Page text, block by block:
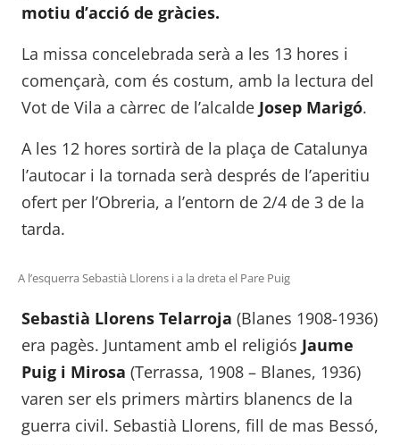
motiu d’acció de gràcies.
La missa concelebrada serà a les 13 hores i
començarà, com és costum, amb la lectura del
Vot de Vila a càrrec de l’alcalde Josep Marigó.
A les 12 hores sortirà de la plaça de Catalunya
l’autocar i la tornada serà després de l’aperitiu
ofert per l’Obreria, a l’entorn de 2/4 de 3 de la
tarda.
A l’esquerra Sebastià Llorens i a la dreta el Pare Puig
Sebastià Llorens Telarroja (Blanes 1908-1936)
era pagès. Juntament amb el religiós Jaume
Puig i Mirosa (Terrassa, 1908 – Blanes, 1936)
varen ser els primers màrtirs blanencs de la
guerra civil. Sebastià Llorens, fill de mas Bessó,